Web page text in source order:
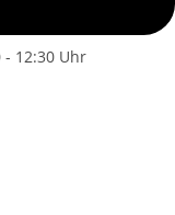
- 12:30 Uhr